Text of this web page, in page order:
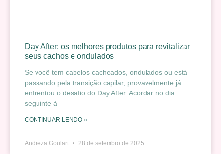
Day After: os melhores produtos para revitalizar
seus cachos e ondulados
Se você tem cabelos cacheados, ondulados ou está
passando pela transição capilar, provavelmente já
enfrentou o desafio do Day After. Acordar no dia
seguinte à
CONTINUAR LENDO »
Andreza Goulart 28 de setembro de 2025